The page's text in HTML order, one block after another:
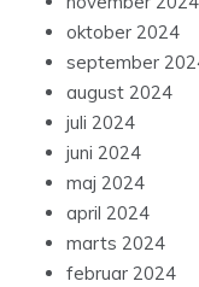
oktober 2024
september
august 2024
juli 2024
juni 2024
maj 2024
april 2024
marts 2024
februar 2024